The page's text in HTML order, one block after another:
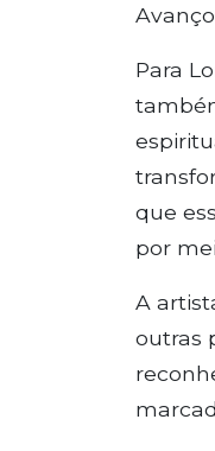
Para
que
por
A
outras